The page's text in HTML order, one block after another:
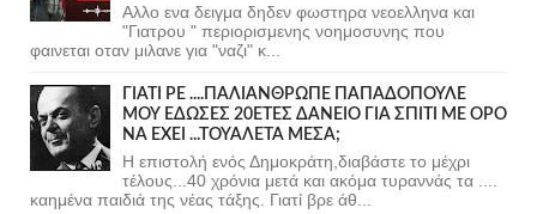
Αλλο ενα δειγμα δηδεν φωστηρα νεοελληνα και
"Γιατρου " περιορισμενης νοημοσυνης που
φαινεται οταν μιλανε για "ναζι" κ...
ΓΙΑΤΙ ΡΕ ....ΠΑΛΙΑΝΘΡΩΠΕ ΠΑΠΑΔΟΠΟΥΛΕ
ΜΟΥ ΕΔΩΣΕΣ 20ΕΤΕΣ ΔΑΝΕΙΟ ΓΙΑ ΣΠΙΤΙ ΜΕ ΟΡΟ
ΝΑ ΕΧΕΙ ...ΤΟΥΑΛΕΤΑ ΜΕΣΑ;
Η επιστολή ενός Δημοκράτη,διαβάστε το μέχρι
τέλους...40 χρόνια μετά και ακόμα τυραννάς τα ....
καημένα παιδιά της νέας τάξης. Γιατί βρε άθ...